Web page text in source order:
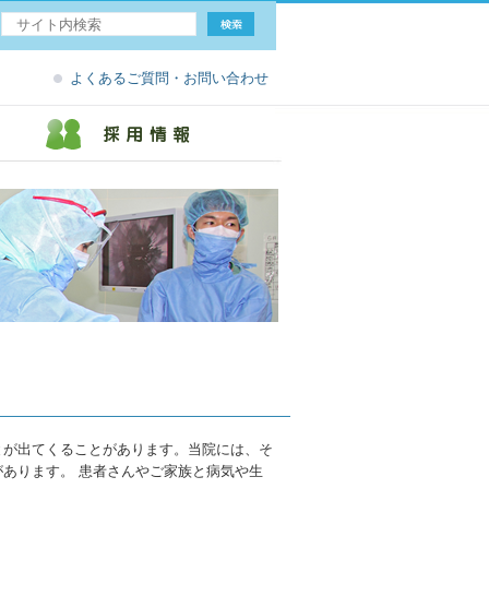
よくあるご質問・お問い合わせ
出てくることがあります。当院には、そ
ります。 患者さんやご家族と病気や生